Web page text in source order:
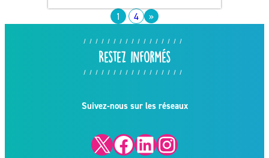
1 4 »
Restez informés
Suivez-nous sur les réseaux
X Facebook LinkedIn Instagram